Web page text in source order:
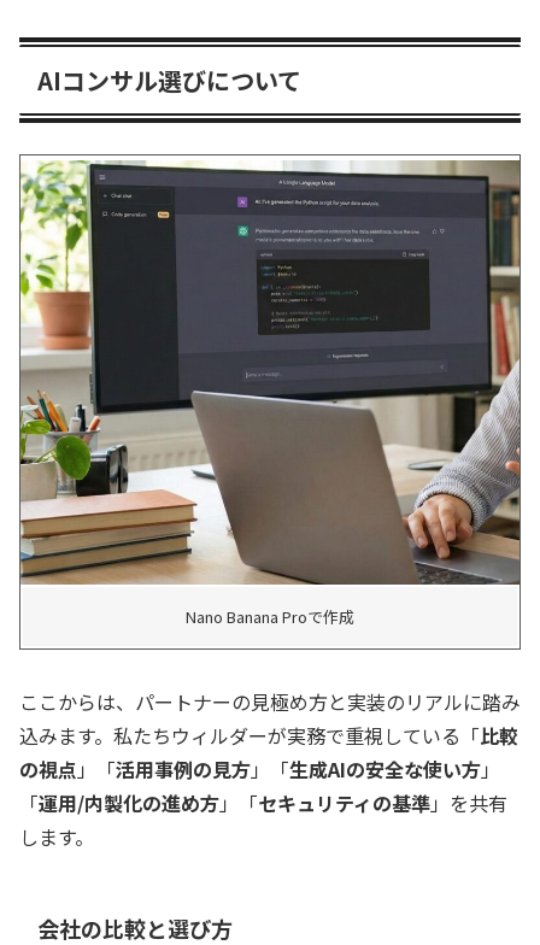
AIコンサル選びについて
Nano Banana Proで作成
ここからは、パートナーの見極め方と実装のリアルに踏み
込みます。私たちウィルダーが実務で重視している「比較
の視点 」「活用事例の見方」「生成AIの安全な使い方」
「運用/内製化の進め方」「セキュリティの基準」を共有
します。
会社の比較と選び方